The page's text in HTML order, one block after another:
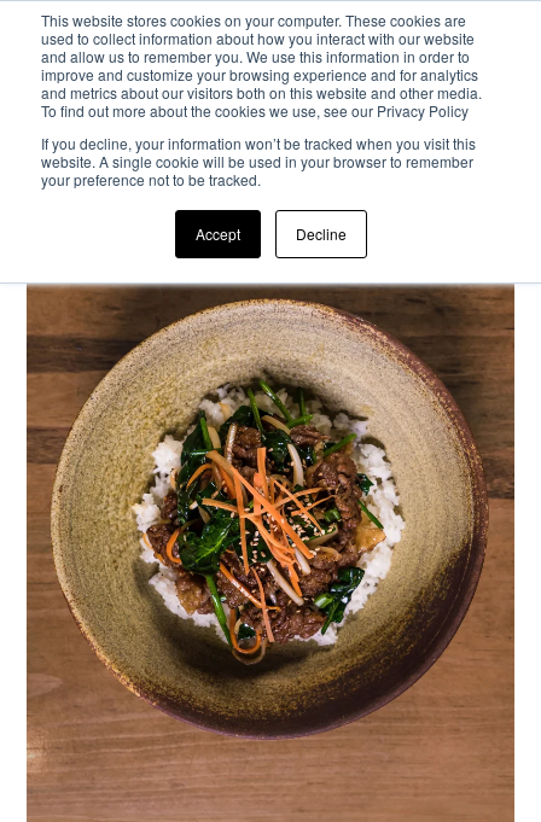
This website stores cookies on your computer. These cookies are
used to collect information about how you interact with our website
and allow us to remember you. We use this information in order to
improve and customize your browsing experience and for analytics
and metrics about our visitors both on this website and other media.
To find out more about the cookies we use, see our Privacy Policy
If you decline, your information won’t be tracked when you visit this
website. A single cookie will be used in your browser to remember
your preference not to be tracked.
Accept Decline
Passa al contenuto principale